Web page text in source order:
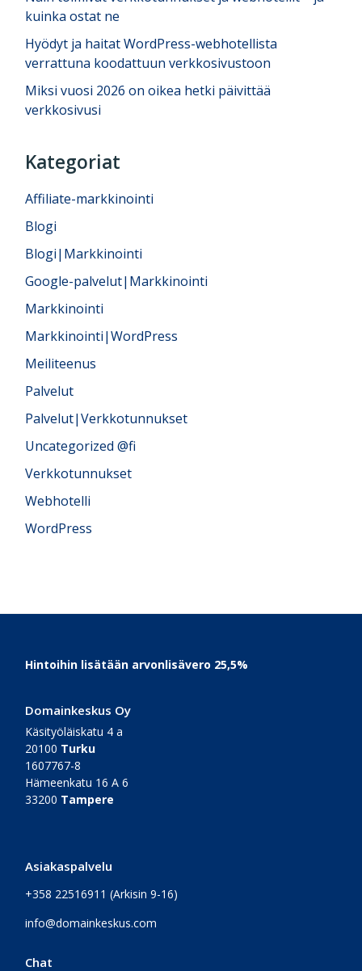
kuinka ostat ne
Hyödyt ja haitat WordPress-webhotellista
verrattuna koodattuun verkkosivustoon
Miksi vuosi 2026 on oikea hetki päivittää
verkkosivusi
Kategoriat
Affiliate-markkinointi
Blogi
Blogi|Markkinointi
Google-palvelut|Markkinointi
Markkinointi
Markkinointi|WordPress
Meiliteenus
Palvelut
Palvelut|Verkkotunnukset
Uncategorized @fi
Verkkotunnukset
Webhotelli
WordPress
Footer
Hintoihin lisätään arvonlisävero 25,5%
Domainkeskus Oy
Käsityöläiskatu 4 a
20100 Turku
1607767-8
Hämeenkatu 16 A 6
33200 Tampere
Asiakaspalvelu
+358 22516911 (Arkisin 9-16)
info@domainkeskus.com
Chat